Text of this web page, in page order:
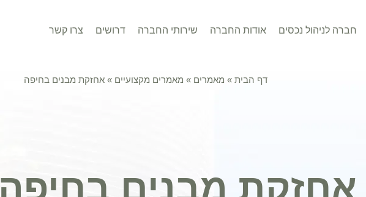
חברה לניהול נכסים אודות החברה שירותי החברה דרושים צרו קשר
דף הבית » מאמרים » מאמרים מקצועיים »אחזקת מבנים בחיפה
אחזקת מבנים בחיפה